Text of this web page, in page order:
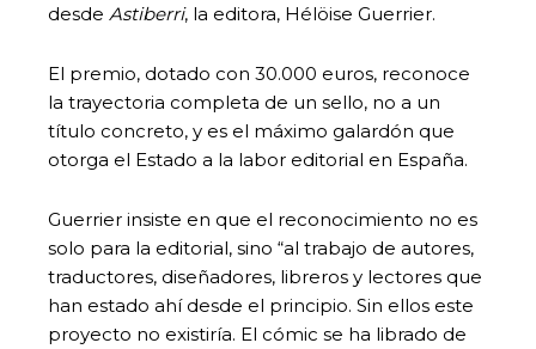
desde Astiberri, la editora, Hélöise Guerrier.
El premio, dotado con 30.000 euros, reconoce
la trayectoria completa de un sello, no a un
título concreto, y es el máximo galardón que
otorga el Estado a la labor editorial en España.
Guerrier insiste en que el reconocimiento no es
solo para la editorial, sino “al trabajo de autores,
traductores, diseñadores, libreros y lectores que
han estado ahí desde el principio. Sin ellos este
proyecto no existiría. El cómic se ha librado de